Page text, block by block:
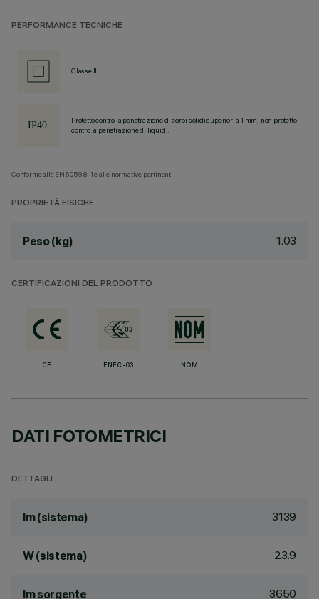
PERFORMANCE TECNICHE
Classe II
Protetto contro la penetrazione di corpi solidi superiori a 1 mm, non protetto
contro la penetrazione di liquidi.
Conforme alla EN60598-1 e alle normative pertinenti.
PROPRIETÀ FISICHE
Peso (kg) 1.03
CERTIFICAZIONI DEL PRODOTTO
CE ENEC-03 NOM
DATI FOTOMETRICI
DETTAGLI
lm (sistema) 3139
W (sistema) 23.9
lm sorgente 3650